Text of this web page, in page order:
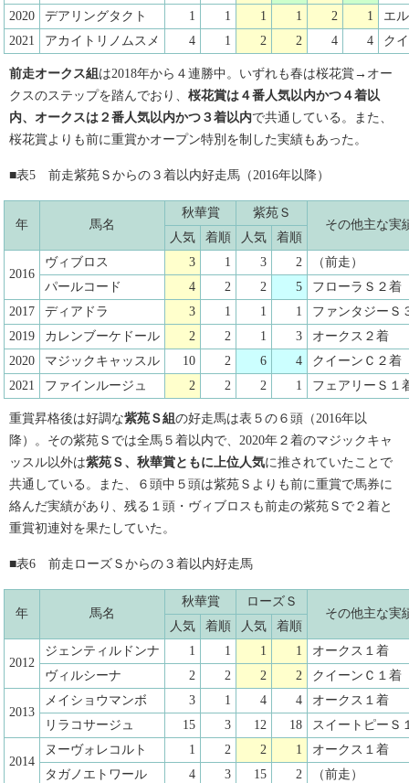
2020
デアリングタクト 1 1 1 1 2 1
エ
2021
アカイトリノムスメ 4 1 2 2 4 4 ク
前走オークス組 は2018年から４連勝中。いずれも春は桜花賞→オー
クスのステップを踏んでおり、 桜花賞は４番人気以内かつ４着以
内、オークスは２番人気以内かつ３着以内で共通している。また、
桜花賞よりも前に重賞かオープン特別を制した実績もあった。
■表5 前走紫苑Ｓからの３着以内好走馬（2016年以降）
年 馬名
秋華賞
紫苑Ｓ
その他主な実
人気
着順 人気 着順
2016
ヴィブロス 3 1 3 2
（前走）
パールコード
4 2 2 5
フローラＳ２着
2017
ディアドラ 3 1 1 1
ファンタジーＳ
2019
カレンブーケドール 2 2 1 3
オークス２着
2020
マジックキャッスル 10 2 6 4
クイーンＣ２着
2021
ファインルージュ 2 2 2 1 フェアリーＳ１
重賞昇格後は好調な紫苑Ｓ組 の好走馬は表５の６頭（2016年以
降）。その紫苑Ｓでは全馬５着以内で、2020年２着のマジックキャ
ッスル以外は紫苑Ｓ、秋華賞ともに上位人気に推されていたことで
共通している。また、６頭中５頭は紫苑Ｓよりも前に重賞で馬券に
絡んだ実績があり、残る１頭・ヴィブロスも前走の紫苑Ｓで２着と
重賞初連対を果たしていた。
■表6 前走ローズＳからの３着以内好走馬
年 馬名
秋華賞
ローズＳ
その他主な実
人気
着順 人気 着順
2012
ジェンティルドンナ 1 1 1 1
オークス１着
ヴィルシーナ
2 2 2 2 クイーンＣ１着
2013
メイショウマンボ 3 1 4 4
オークス１着
リラコサージュ
15 3 12 18 スイートピーＳ
2014
ヌーヴォレコルト 1 2 2 1
オークス１着
タガノエトワール
4 3 15 2 （前走）